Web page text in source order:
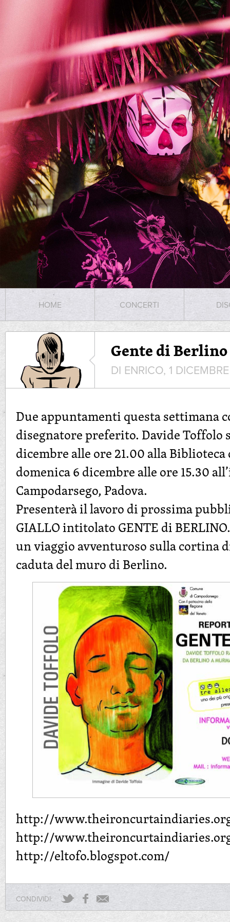
HOME CONCERTI
Gente di Berlino
DI ENRICO, 1
Due appuntamenti questa settimana
disegnatore preferito. Davide Toffolo
dicembre alle ore 21.00 alla Biblioteca
domenica 6 dicembre alle ore 15.30
Campodarsego, Padova.
Presenterà il lavoro di prossima
GIALLO intitolato GENTE di
un viaggio avventuroso sulla cortina
caduta del muro di Berlino.
http://
http://
http://eltofo.blogspot.com/
CONDIVIDI: